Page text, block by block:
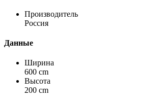
Производитель
Россия
Данные
Ширина
600 cm
Высота
200 cm